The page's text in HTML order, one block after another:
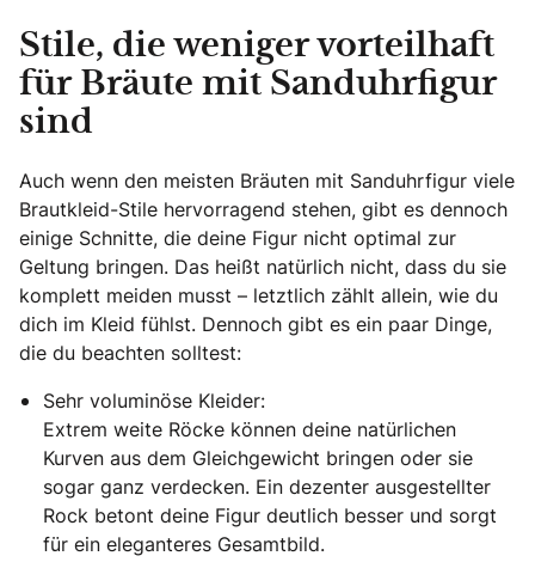
Stile, die weniger vorteilhaft
für Bräute mit Sanduhrfigur
sind
Auch wenn den meisten Bräuten mit Sanduhrfigur viele
Brautkleid-Stile hervorragend stehen, gibt es dennoch
einige Schnitte, die deine Figur nicht optimal zur
Geltung bringen. Das heißt natürlich nicht, dass du sie
komplett meiden musst – letztlich zählt allein, wie du
dich im Kleid fühlst. Dennoch gibt es ein paar Dinge,
die du beachten solltest:
Sehr voluminöse Kleider:
Extrem weite Röcke können deine natürlichen
Kurven aus dem Gleichgewicht bringen oder sie
sogar ganz verdecken. Ein dezenter ausgestellter
Rock betont deine Figur deutlich besser und sorgt
für ein eleganteres Gesamtbild.